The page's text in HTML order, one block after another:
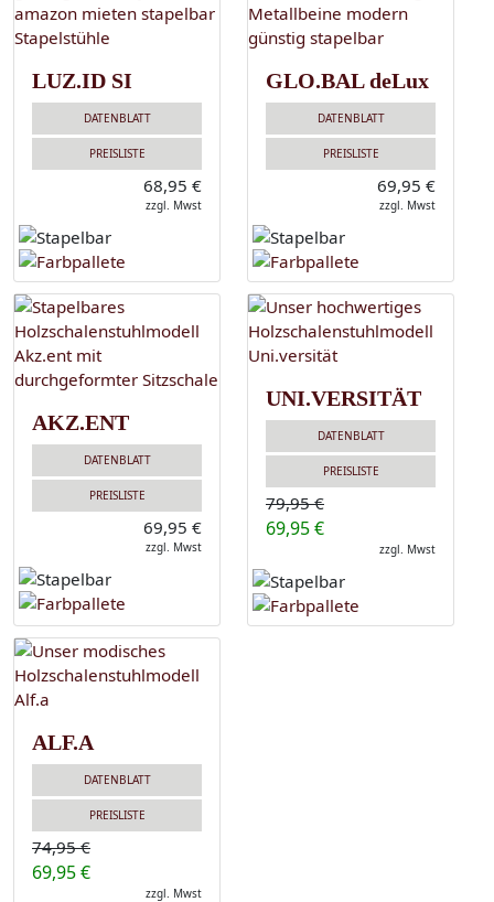
LUZ.ID SI
DATENBLATT
PREISLISTE
68,95 €
zzgl. Mwst
GLO.BAL deLux
DATENBLATT
PREISLISTE
69,95 €
zzgl. Mwst
AKZ.ENT
DATENBLATT
PREISLISTE
69,95 €
zzgl. Mwst
UNI.VERSITÄT
DATENBLATT
PREISLISTE
79,95 €
69,95 €
zzgl. Mwst
ALF.A
DATENBLATT
PREISLISTE
74,95 €
69,95 €
zzgl. Mwst